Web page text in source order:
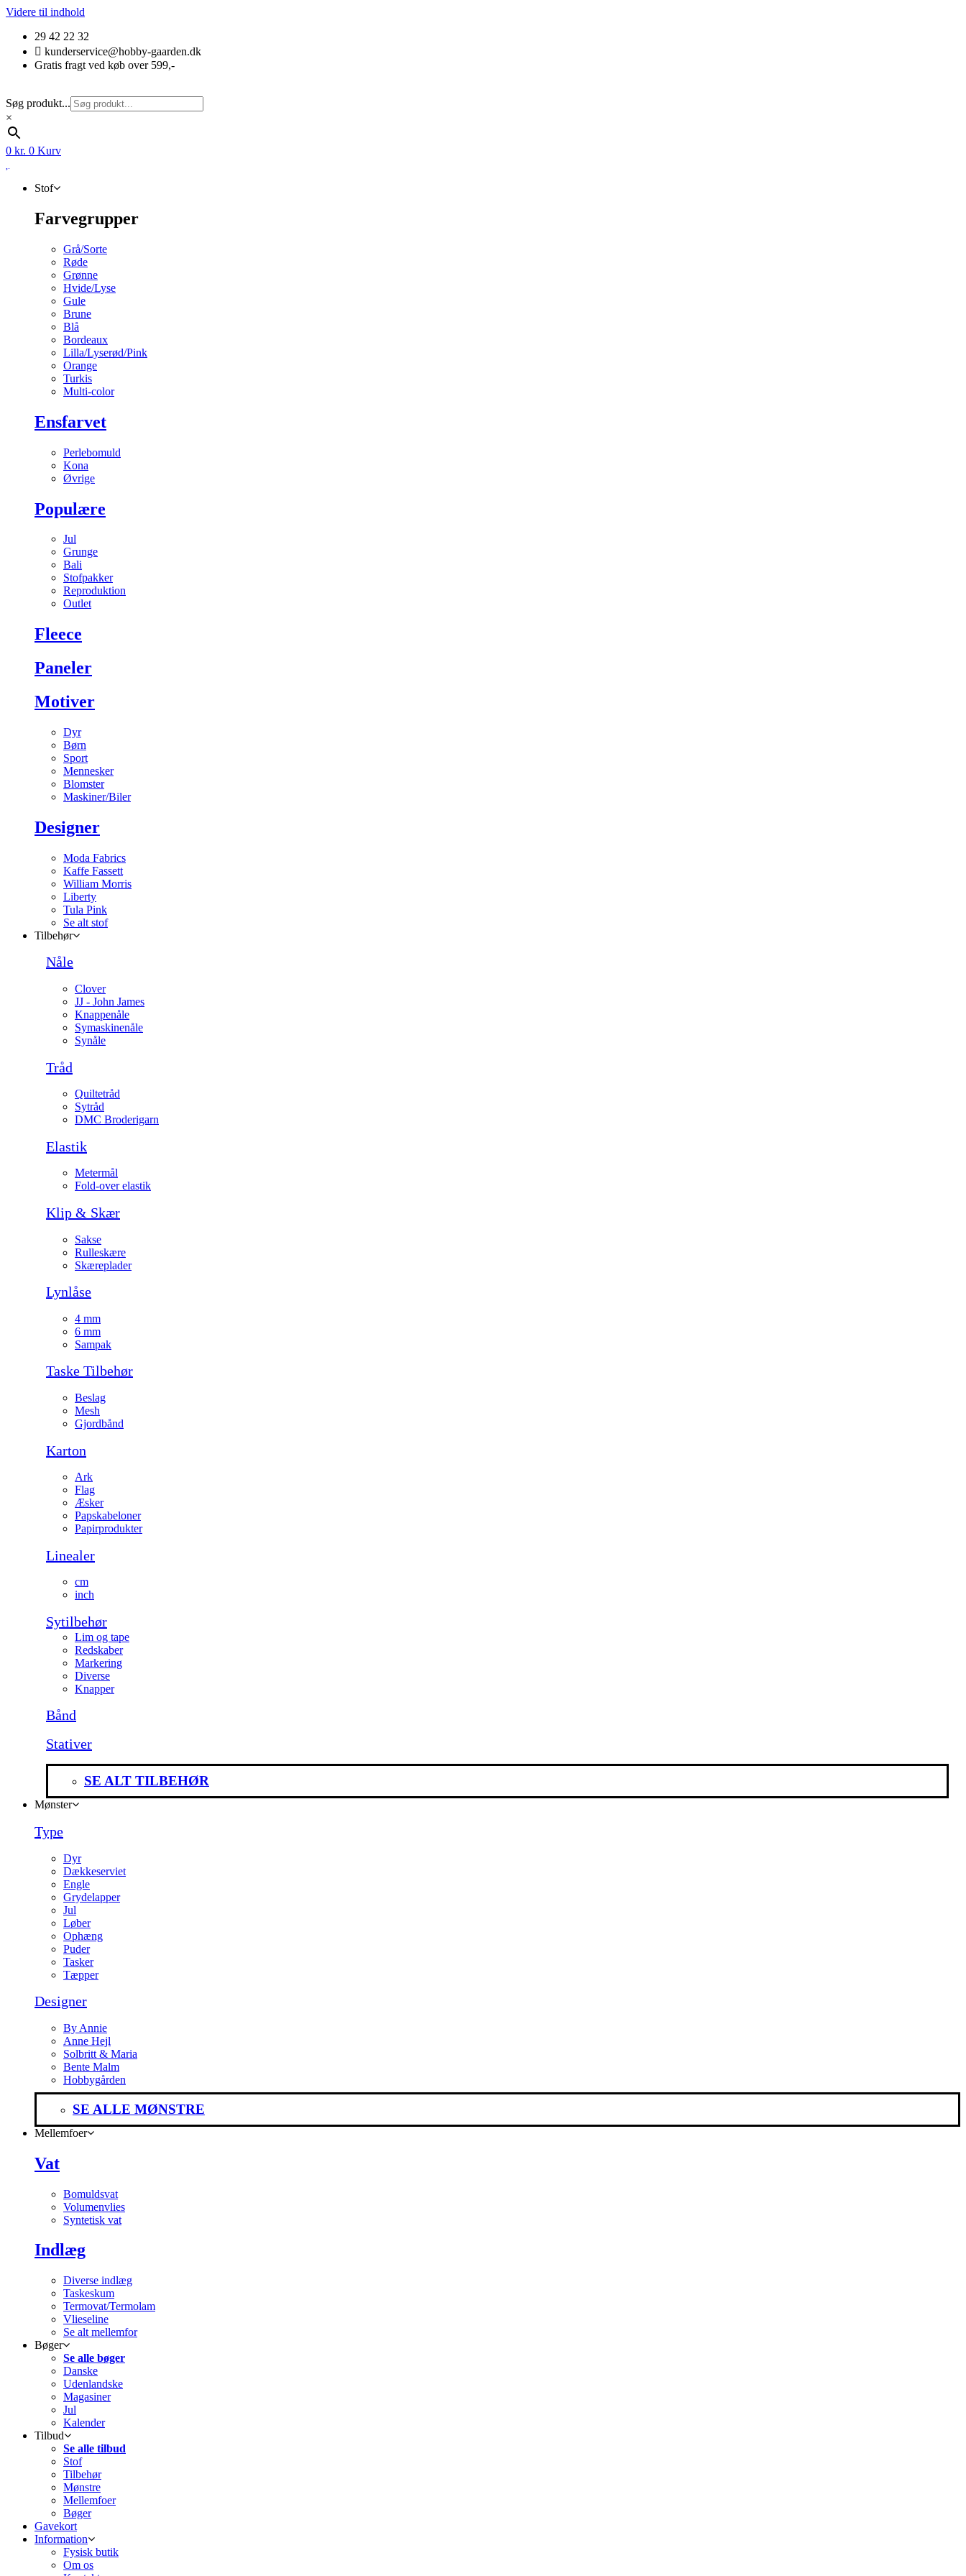
Videre til indhold
29 42 22 32
kunderservice@hobby-gaarden.dk
Gratis fragt ved køb over 599,-
Søg produkt...
×
0 kr. 0 Kurv
Stof
Farvegrupper
Grå/Sorte
Røde
Grønne
Hvide/Lyse
Gule
Brune
Blå
Bordeaux
Lilla/Lyserød/Pink
Orange
Turkis
Multi-color
Ensfarvet
Perlebomuld
Kona
Øvrige
Populære
Jul
Grunge
Bali
Stofpakker
Reproduktion
Outlet
Fleece
Paneler
Motiver
Dyr
Børn
Sport
Mennesker
Blomster
Maskiner/Biler
Designer
Moda Fabrics
Kaffe Fassett
William Morris
Liberty
Tula Pink
Se alt stof
Tilbehør
Nåle
Clover
JJ - John James
Knappenåle
Symaskinenåle
Synåle
Tråd
Quiltetråd
Sytråd
DMC Broderigarn
Elastik
Metermål
Fold-over elastik
Klip & Skær
Sakse
Rulleskære
Skæreplader
Lynlåse
4 mm
6 mm
Sampak
Taske Tilbehør
Beslag
Mesh
Gjordbånd
Karton
Ark
Flag
Æsker
Papskabeloner
Papirprodukter
Linealer
cm
inch
Sytilbehør
Lim og tape
Redskaber
Markering
Diverse
Knapper
Bånd
Stativer
SE ALT TILBEHØR
Mønster
Type
Dyr
Dækkeserviet
Engle
Grydelapper
Jul
Løber
Ophæng
Puder
Tasker
Tæpper
Designer
By Annie
Anne Hejl
Solbritt & Maria
Bente Malm
Hobbygården
SE ALLE MØNSTRE
Mellemfoer
Vat
Bomuldsvat
Volumenvlies
Syntetisk vat
Indlæg
Diverse indlæg
Taskeskum
Termovat/Termolam
Vlieseline
Se alt mellemfor
Bøger
Se alle bøger
Danske
Udenlandske
Magasiner
Jul
Kalender
Tilbud
Se alle tilbud
Stof
Tilbehør
Mønstre
Mellemfoer
Bøger
Gavekort
Information
Fysisk butik
Om os